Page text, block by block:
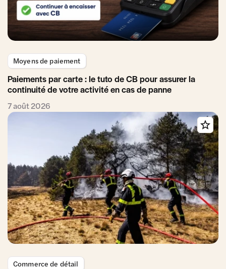
Moyens de paiement
Paiements par carte : le tuto de CB pour assurer la
continuité de votre activité en cas de panne
7 août 2026
Commerce de détail